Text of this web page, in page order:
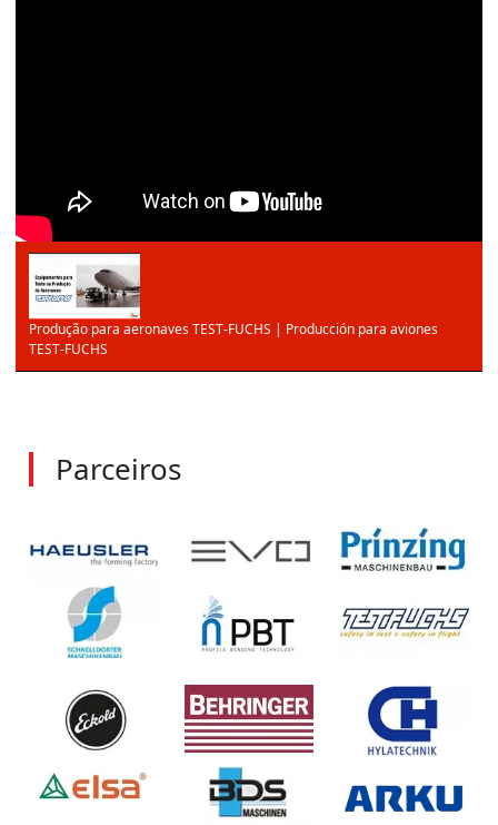
Produção para aeronaves TEST-FUCHS | Producción para aviones
TEST-FUCHS
Parceiros